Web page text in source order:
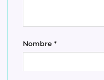
Nombre *